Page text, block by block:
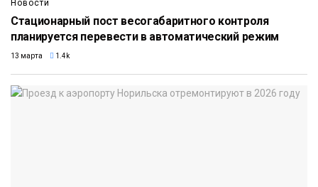
Новости
Стационарный пост весогабаритного контроля
планируется перевести в автоматический режим
13 марта 1.4k